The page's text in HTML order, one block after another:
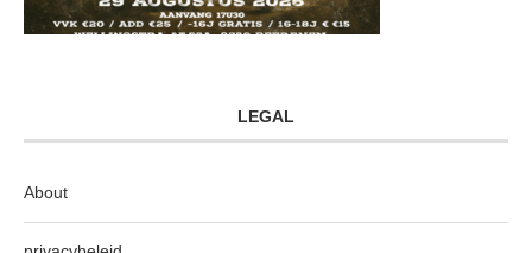
LEGAL
About